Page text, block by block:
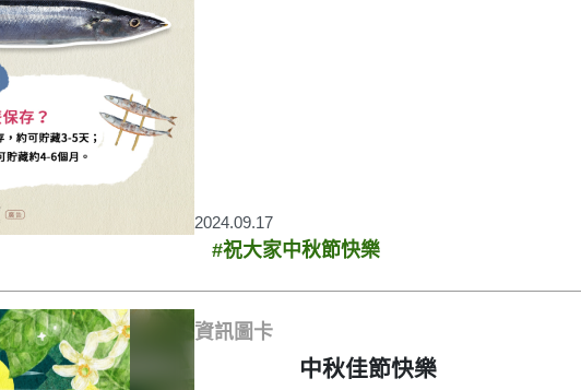
2024.09.17
#祝大家中秋節快樂
資訊圖卡
中秋佳節快樂